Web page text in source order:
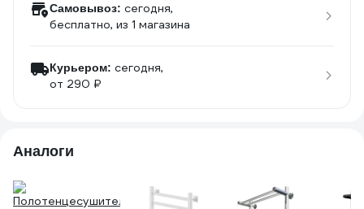
Самовывоз: сегодня,
бесплатно, из 1 магазина
Курьером: сегодня,
от 290 ₽
Аналоги